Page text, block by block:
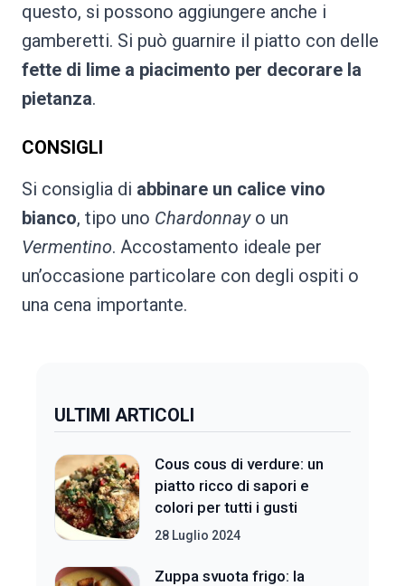
questo, si possono aggiungere anche i
gamberetti. Si può guarnire il piatto con delle
fette di lime a piacimento per decorare la
pietanza.
CONSIGLI
Si consiglia di abbinare un calice vino
bianco, tipo uno Chardonnayo un
Vermentino. Accostamento ideale per
un’occasione particolare con degli ospiti o
una cena importante.
ULTIMI ARTICOLI
Cous cous di verdure: un
piatto ricco di sapori e
colori per tutti i gusti
28 Luglio 2024
Zuppa svuota frigo: la